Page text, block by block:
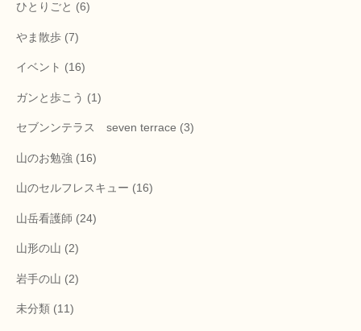
ひとりごと (6)
やま散歩 (7)
イベント (16)
ガンと歩こう (1)
セブンンテラス seven terrace (3)
山のお勉強 (16)
山のセルフレスキュー (16)
山岳看護師 (24)
山形の山 (2)
岩手の山 (2)
未分類 (11)